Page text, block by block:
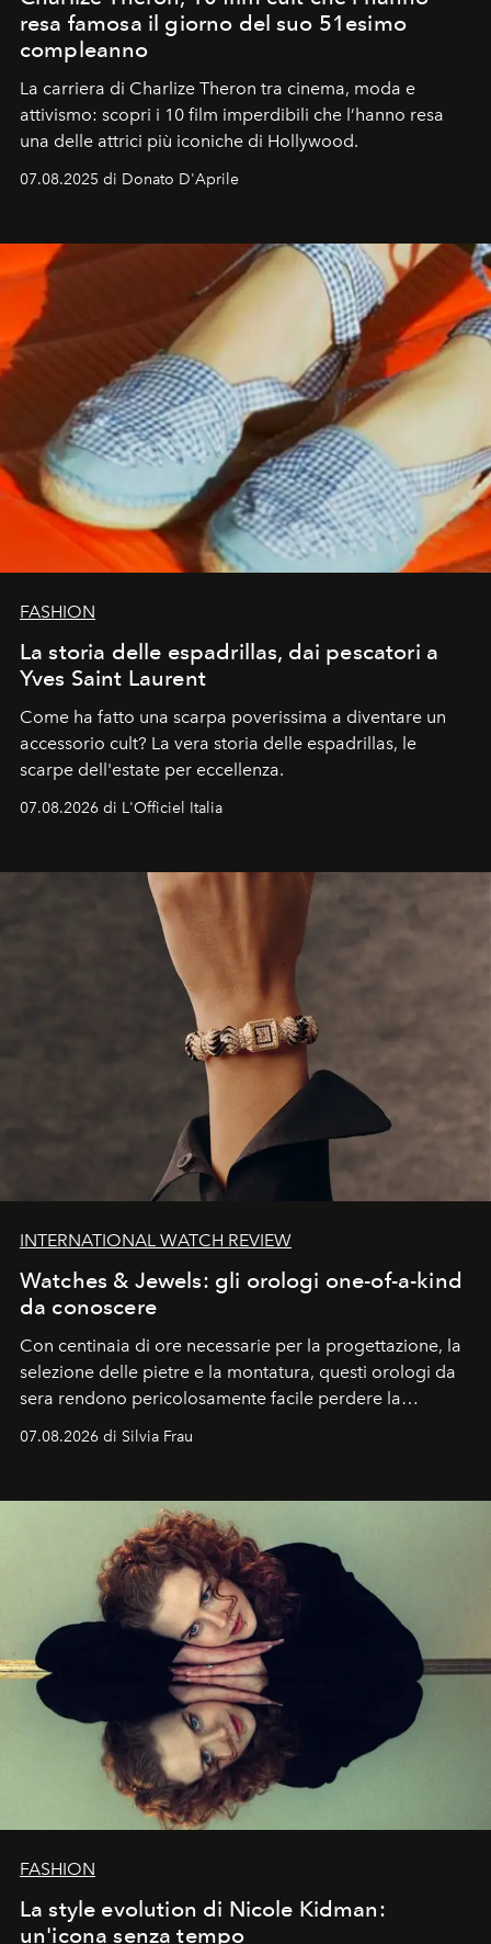
resa famosa il giorno del suo 51esimo
compleanno
La carriera di Charlize Theron tra cinema, moda e
attivismo: scopri i 10 film imperdibili che l’hanno resa
una delle attrici più iconiche di Hollywood.
07.08.2025 di Donato D'Aprile
FASHION
La storia delle espadrillas, dai pescatori a
Yves Saint Laurent
Come ha fatto una scarpa poverissima a diventare un
accessorio cult? La vera storia delle espadrillas, le
scarpe dell'estate per eccellenza.
07.08.2026 di L'Officiel Italia
INTERNATIONAL WATCH REVIEW
Watches & Jewels: gli orologi one-of-a-kind
da conoscere
Con centinaia di ore necessarie per la progettazione, la
selezione delle pietre e la montatura, questi orologi da
sera rendono pericolosamente facile perdere la
cognizione del tempo. Ma con quadranti così
07.08.2026 di Silvia Frau
FASHION
La style evolution di Nicole Kidman:
un'icona senza tempo